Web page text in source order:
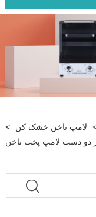
لامپ ناخن خشک کن
>
دو دست لامپ پخت ناخن